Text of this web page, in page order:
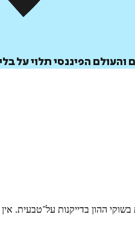
והעולם הפיננסי תלוי על
ההון בדייקנות על־טבעית.